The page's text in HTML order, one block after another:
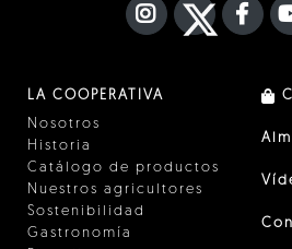
INSTAGRAM
LA COOPERATIVA
Nosotros
Historia
Catálogo de productos
Nuestros agricultores
Sostenibilidad
Gastronomía